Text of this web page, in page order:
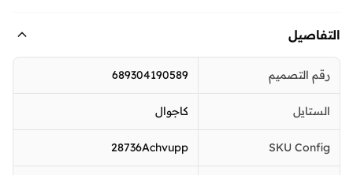
التفاصيل
رقم التصميم 689304190589
الستايل كاجوال
SKU Config
28736Achvupp